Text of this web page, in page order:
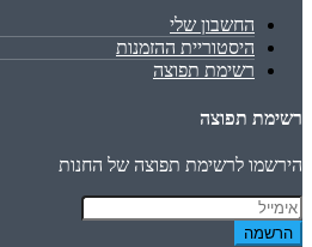
החשבון שלי
היסטוריית ההזמנות
רשימת תפוצה
רשימת תפוצה
הירשמו לרשימת תפוצה של החנות
הרשמה